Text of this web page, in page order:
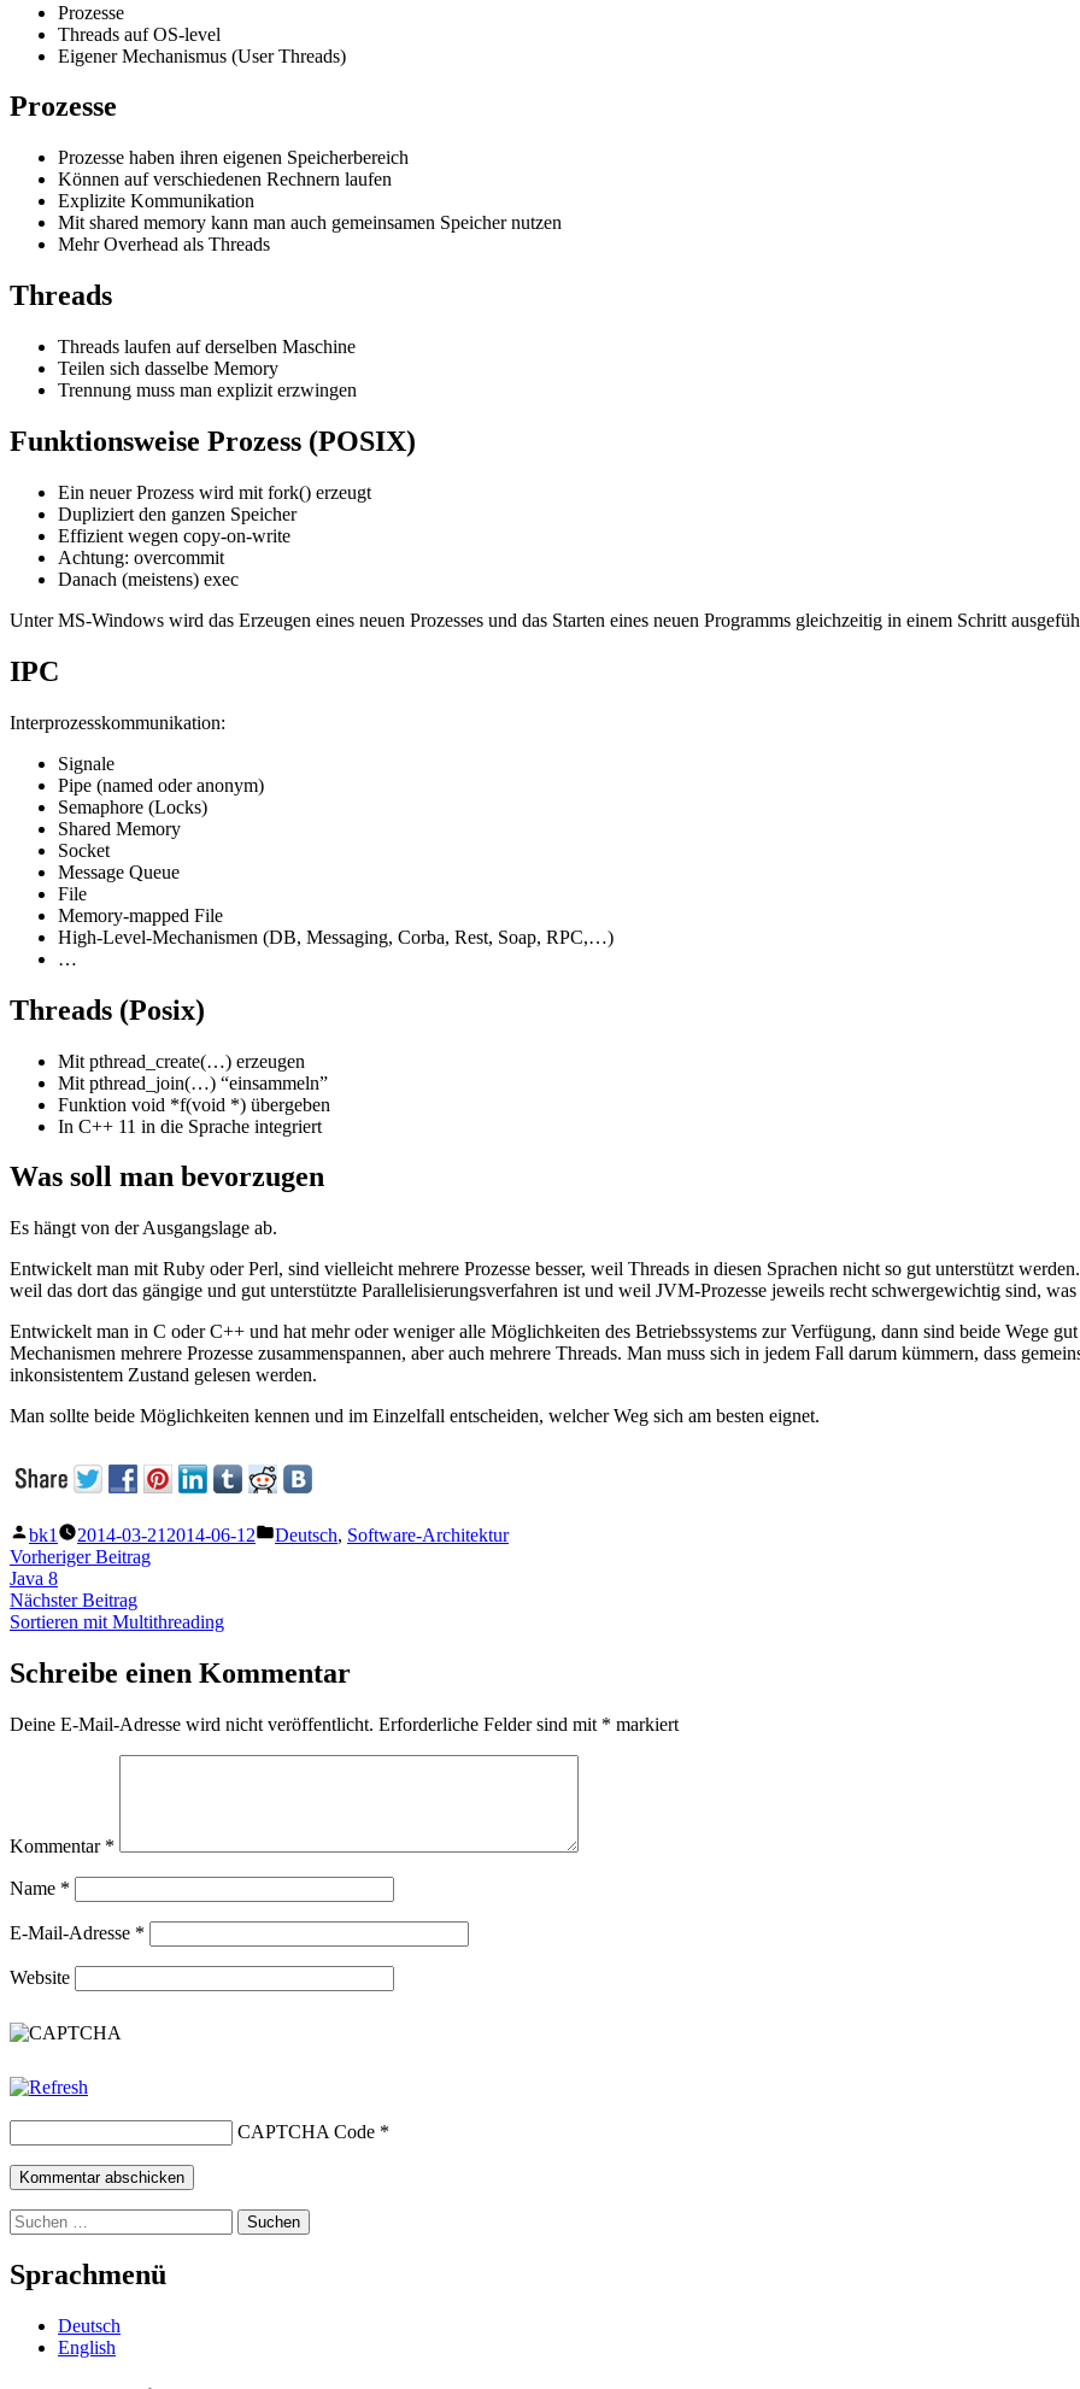
Prozesse
Threads auf OS-level
Eigener Mechanismus (User Threads)
Prozesse
Prozesse haben ihren eigenen Speicherbereich
Können auf verschiedenen Rechnern laufen
Explizite Kommunikation
Mit shared memory kann man auch gemeinsamen Speicher nutzen
Mehr Overhead als Threads
Threads
Threads laufen auf derselben Maschine
Teilen sich dasselbe Memory
Trennung muss man explizit erzwingen
Funktionsweise Prozess (POSIX)
Ein neuer Prozess wird mit fork() erzeugt
Dupliziert den ganzen Speicher
Effizient wegen copy-on-write
Achtung: overcommit
Danach (meistens) exec
Unter MS-Windows wird das Erzeugen eines neuen Prozesses und das Starten eines neuen Programms gleichzeitig in einem Schritt
IPC
Interprozesskommunikation:
Signale
Pipe (named oder anonym)
Semaphore (Locks)
Shared Memory
Socket
Message Queue
File
Memory-mapped File
High-Level-Mechanismen (DB, Messaging, Corba, Rest, Soap, RPC,…)
…
Threads (Posix)
Mit pthread_create(…) erzeugen
Mit pthread_join(…) “einsammeln”
Funktion void *f(void *) übergeben
In C++ 11 in die Sprache integriert
Was soll man bevorzugen
Es hängt von der Ausgangslage ab.
Entwickelt man mit Ruby oder Perl, sind vielleicht mehrere Prozesse besser, weil Threads in diesen Sprachen nicht so gut unterstützt
weil das dort das gängige und gut unterstützte Parallelisierungsverfahren ist und weil JVM-Prozesse jeweils recht schwergewichtig sind,
Entwickelt man in C oder C++ und hat mehr oder weniger alle Möglichkeiten des Betriebssystems zur Verfügung, dann sind beide Wege
Mechanismen mehrere Prozesse zusammenspannen, aber auch mehrere Threads. Man muss sich in jedem Fall darum kümmern, dass
inkonsistentem Zustand gelesen werden.
Man sollte beide Möglichkeiten kennen und im Einzelfall entscheiden, welcher Weg sich am besten eignet.
Veröffentlicht
von
bk1 2014-03-21 2014-06-12
Veröffentlicht
Deutsch, Software-Architektur
Beitragsnavigation
Vorheriger BeitragVorheriger
Java 8
Nächster BeitragNächster
Beitrag:
Sortieren mit Multithreading
Schreibe einen Kommentar
Deine E-Mail-Adresse wird nicht veröffentlicht. Erforderliche Felder sind mit * markiert
Kommentar *
Name *
E-Mail-Adresse *
Website
CAPTCHA Code *
Suchen
nach:
Sprachmenü
Deutsch
English